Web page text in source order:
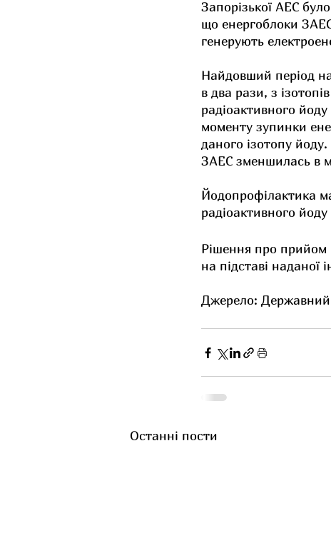
Запорізької АЕС
що енергоблоки
генерують
Найдовший період
в два рази, з
радіоактивного
моменту зупинки
даного ізотопу
ЗАЕС зменшилась в
Йодопрофілактика
радіоактивного
Рішення про прийом
на підставі
Джерело: Державний
Останні пости